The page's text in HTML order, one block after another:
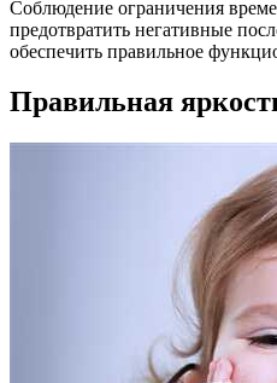
Соблюдение ограничения
предотвратить негативные
обеспечить правильное
Правильная